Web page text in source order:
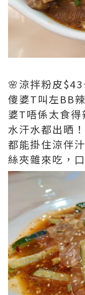
🌸涼拌粉皮
傻婆T叫左BB
婆T唔係太食
水汗水都出晒
都能掛住涼伴
絲夾雜來吃，